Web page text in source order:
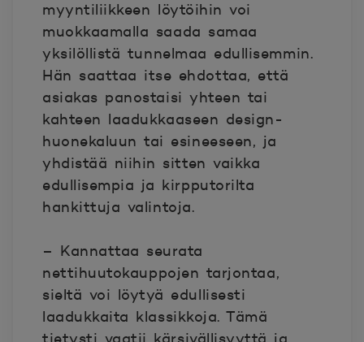
myyntiliikkeen löytöihin voi
muokkaamalla saada samaa
yksilöllistä tunnelmaa edullisemmin.
Hän saattaa itse ehdottaa, että
asiakas panostaisi yhteen tai
kahteen laadukkaaseen design-
huonekaluun tai esineeseen, ja
yhdistää niihin sitten vaikka
edullisempia ja kirpputorilta
hankittuja valintoja.
– Kannattaa seurata
nettihuutokauppojen tarjontaa,
sieltä voi löytyä edullisesti
laadukkaita klassikkoja. Tämä